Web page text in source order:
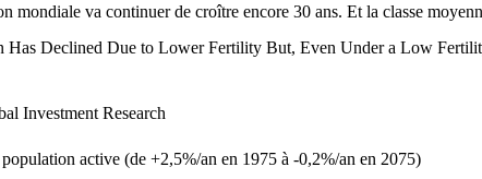
mondiale va continuer de croître encore 30 ans. Et la classe
Investment Research
active (de +2,5%/an en 1975 à -0,2%/an en 2075)